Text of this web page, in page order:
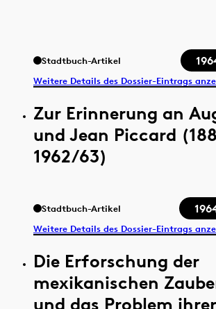
Stadtbuch-Artikel
Weitere Details des Dossier-Eintrags
Zur Erinnerung an
und Jean Piccard
1962/63)
Stadtbuch-Artikel
Weitere Details des Dossier-Eintrags
Die Erforschung der
mexikanischen
und das Problem ihrer